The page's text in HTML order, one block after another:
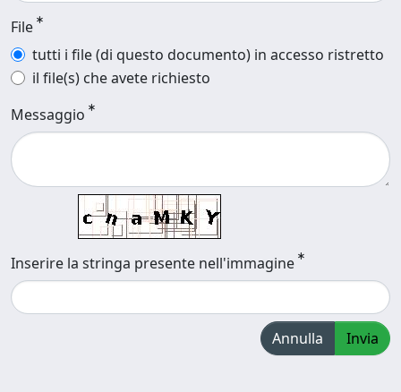
File
tutti i file (di questo documento) in accesso ristretto
il file(s) che avete richiesto
Messaggio
Inserire la stringa presente nell'immagine
Annulla Invia